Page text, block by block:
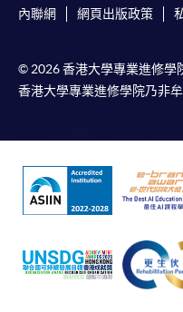
內聯網 網頁出版政策
© 2026 香港大學專業進修學
香港大學專業進修學院乃非